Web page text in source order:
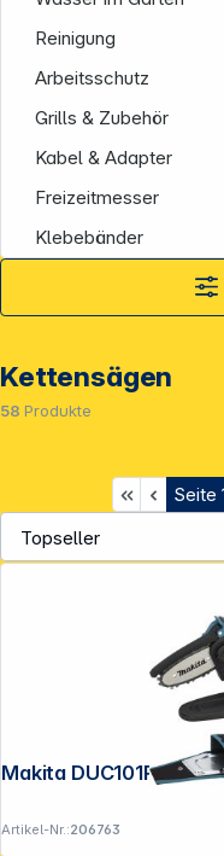
Reinigung
Arbeitsschutz
Grills & Zubehör
Kabel & Adapter
Freizeitmesser
Klebebänder
Kettensägen
58 Produkte
Seite
Artikel-Nr.:206763
Informationen